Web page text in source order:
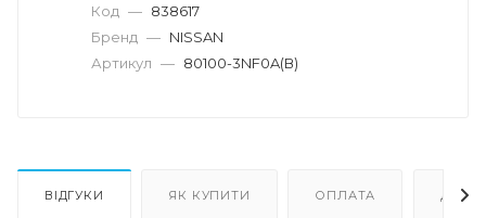
Код — 838617
Бренд — NISSAN
Артикул — 80100-3NF0A(В)
ВІДГУКИ ЯК КУПИТИ ОПЛАТА